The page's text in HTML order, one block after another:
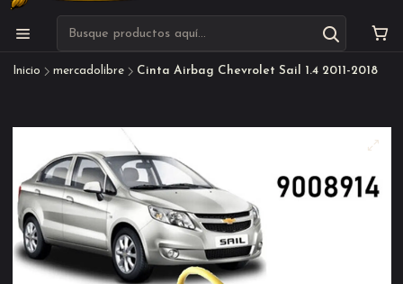
Inicio mercadolibre Cinta Airbag Chevrolet Sail 1.4 2011-2018